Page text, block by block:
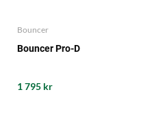
Bouncer
Bouncer Pro-D
1 795 kr